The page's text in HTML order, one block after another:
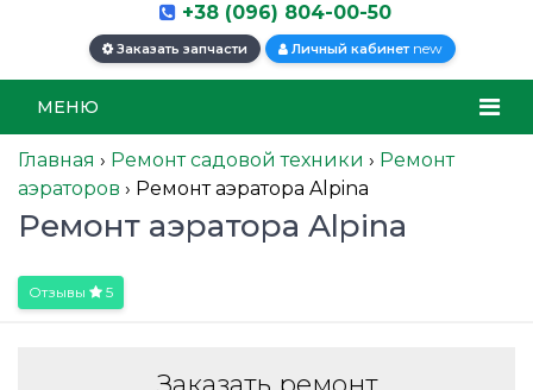
+38 (096) 804-00-50
Заказать запчасти Личный кабинет new
МЕНЮ
Главная › Ремонт садовой техники › Ремонт
аэраторов › Ремонт аэратора Alpina
Ремонт аэратора Alpina
Отзывы 5